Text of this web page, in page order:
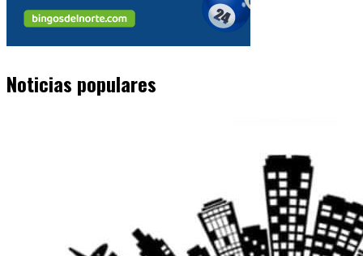
Noticias populares